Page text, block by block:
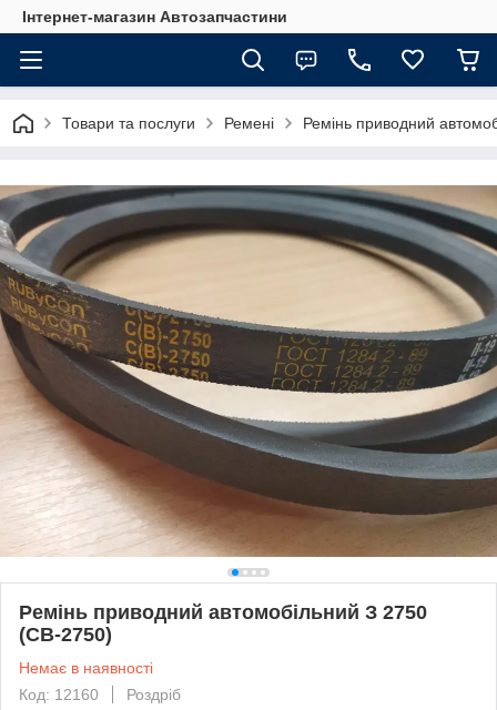
Інтернет-магазин Автозапчастини
Товари та послуги Ремені Ремінь приводний
Ремінь приводний автомобільний З 2750
(СВ-2750)
Немає в наявності
Код: 12160
Роздріб